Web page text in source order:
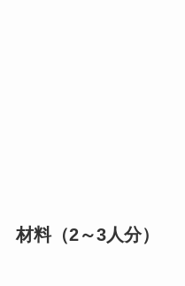
材料（2～3人分）